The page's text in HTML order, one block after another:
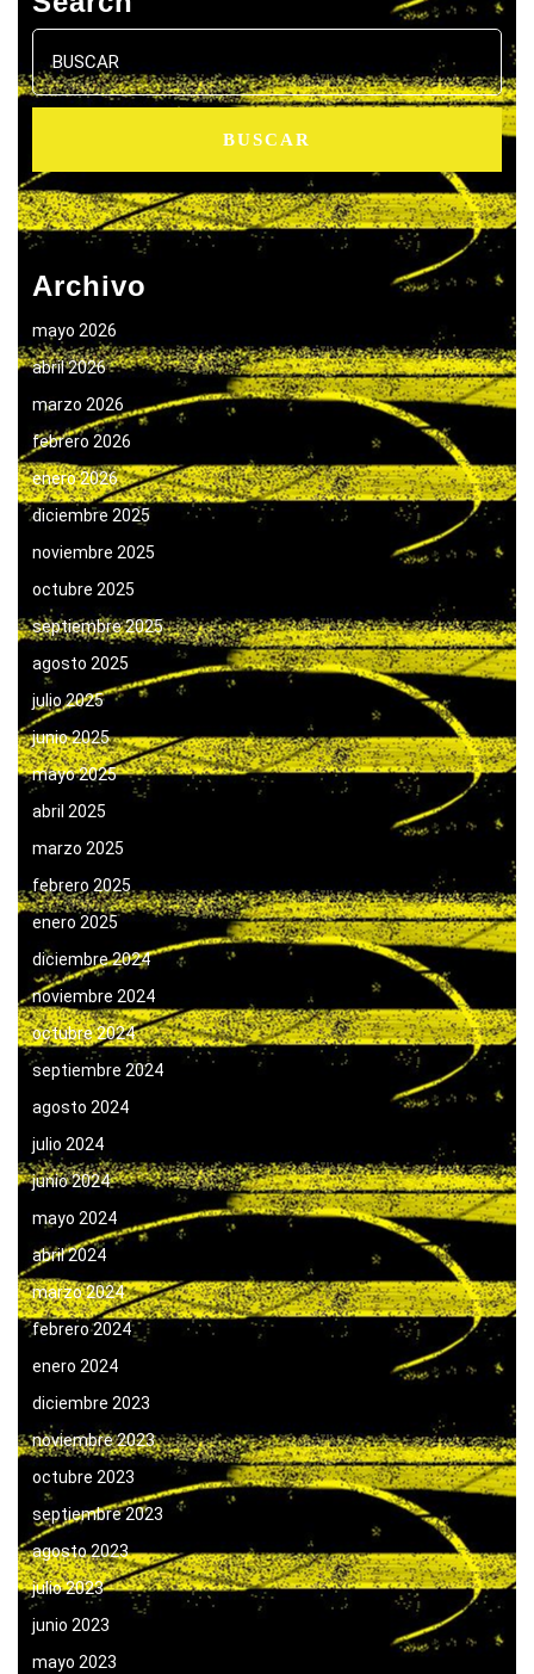
Buscar:
Archivo
mayo 2026
abril 2026
marzo 2026
febrero 2026
enero 2026
diciembre 2025
noviembre 2025
octubre 2025
septiembre 2025
agosto 2025
julio 2025
junio 2025
mayo 2025
abril 2025
marzo 2025
febrero 2025
enero 2025
diciembre 2024
noviembre 2024
octubre 2024
septiembre 2024
agosto 2024
julio 2024
junio 2024
mayo 2024
abril 2024
marzo 2024
febrero 2024
enero 2024
diciembre 2023
noviembre 2023
octubre 2023
septiembre 2023
agosto 2023
julio 2023
junio 2023
mayo 2023